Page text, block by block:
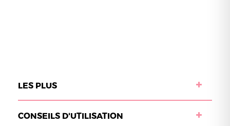
LES PLUS
CONSEILS D'UTILISATION